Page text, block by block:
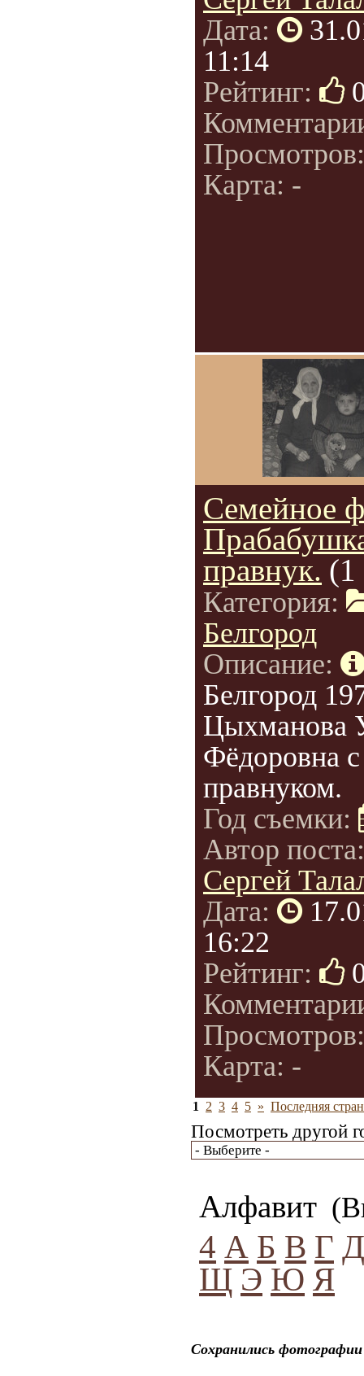
Дата:
11:14
Рейтинг:
Карта: -
Семейное
правнук. (1
Категория:
Белгород
Описание:
Белгород
Цыхманова
Фёдоровна с
правнуком.
Год съемки:
Автор
Сергей
Дата:
16:22
Рейтинг:
Карта: -
1 2 3 4 5 » Последняя
Посмотреть другой
Алфавит
4 А Б В Г Д
Щ Э Ю Я
Сохранились